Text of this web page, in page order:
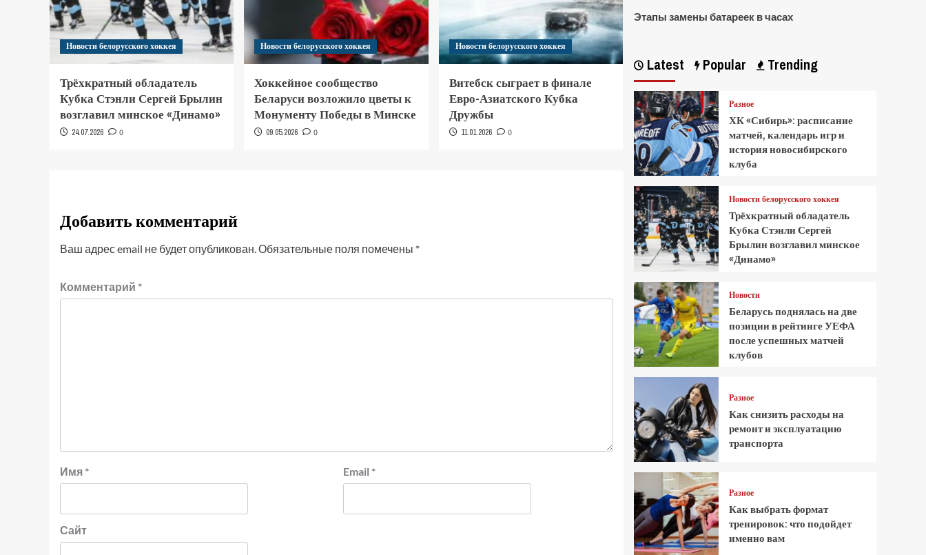
Новости белорусского хоккея
Трёхкратный обладатель
Кубка Стэнли Сергей Брылин
возглавил минское «Динамо»
24.07.2026 0
Новости белорусского хоккея
Хоккейное сообщество
Беларуси возложило цветы к
Монументу Победы в Минске
09.05.2026 0
Новости белорусского хоккея
Витебск сыграет в финале
Евро-Азиатского Кубка
Дружбы
11.01.2026 0
Добавить комментарий
Ваш адрес email не будет опубликован.Обязательные поля помечены *
Комментарий *
Имя * Email *
Сайт
Этапы замены батареек в часах
Latest Popular Trending
Разное
ХК «Сибирь»: расписание
матчей, календарь игр и
история новосибирского
клуба
Новости белорусского хоккея
Трёхкратный обладатель
Кубка Стэнли Сергей
Брылин возглавил минское
«Динамо»
Новости
Беларусь поднялась на две
позиции в рейтинге УЕФА
после успешных матчей
клубов
Разное
Как снизить расходы на
ремонт и эксплуатацию
транспорта
Разное
Как выбрать формат
тренировок: что подойдет
именно вам